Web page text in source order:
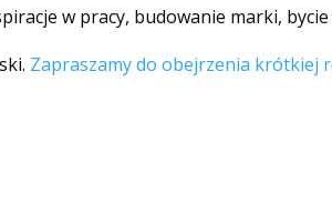
w pracy, budowanie marki,
Zapraszamy do obejrzenia krótkiej